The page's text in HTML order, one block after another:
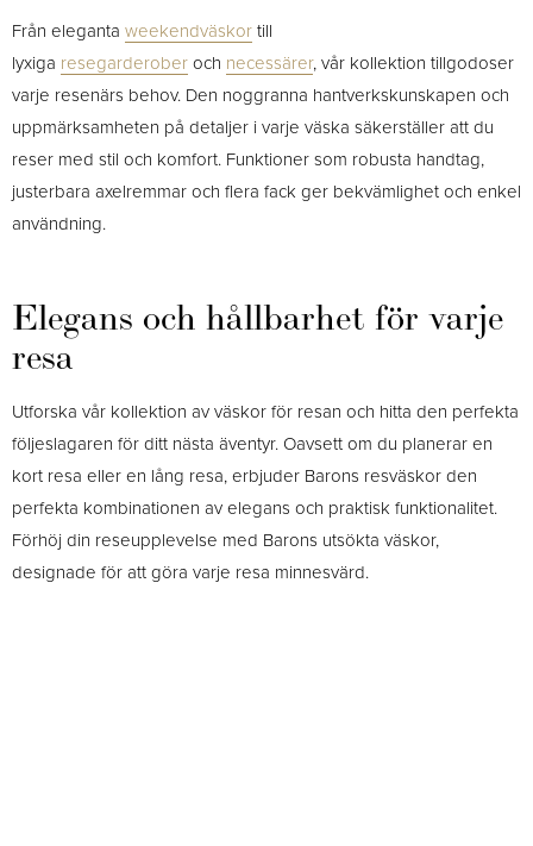
Från eleganta weekendväskor till
lyxiga resegarderober och necessärer, vår kollektion tillgodoser
varje resenärs behov. Den noggranna hantverkskunskapen och
uppmärksamheten på detaljer i varje väska säkerställer att du
reser med stil och komfort. Funktioner som robusta handtag,
justerbara axelremmar och flera fack ger bekvämlighet och enkel
användning.
Elegans och hållbarhet för varje
resa
Utforska vår kollektion av väskor för resan och hitta den perfekta
följeslagaren för ditt nästa äventyr. Oavsett om du planerar en
kort resa eller en lång resa, erbjuder Barons resväskor den
perfekta kombinationen av elegans och praktisk funktionalitet.
Förhöj din reseupplevelse med Barons utsökta väskor,
designade för att göra varje resa minnesvärd.